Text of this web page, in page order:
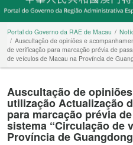
Portal do Governo da RAE de Macau
Auscultação de opiniões e
de verificação para marcação prévia de
de veículos de Macau na Província de
Auscultação de
utilização Actualização
para marcação prévia
sistema “Circulação de
Província de